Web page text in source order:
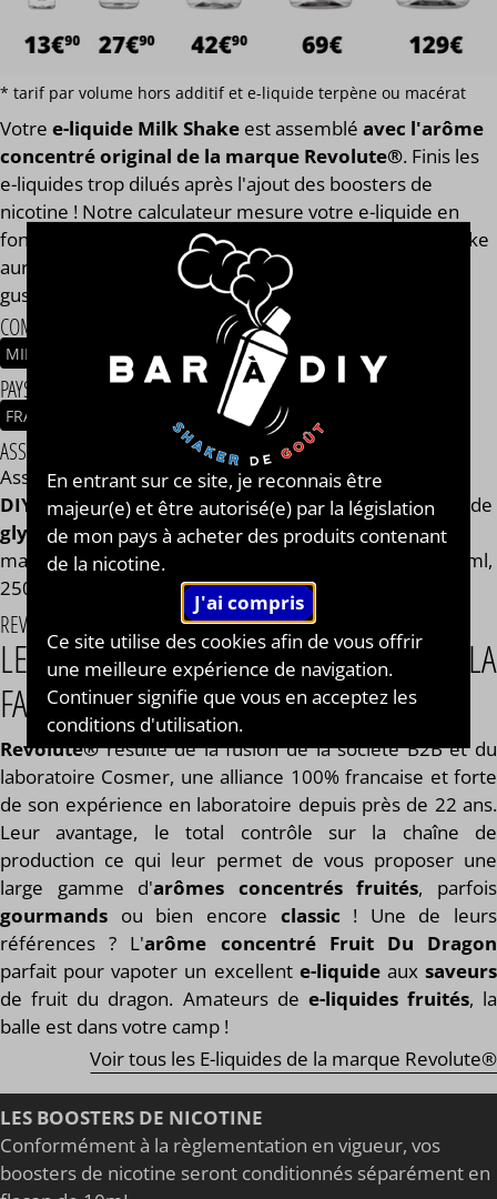
* tarif par volume hors additif et e-liquide terpène ou macérat
Votre e-liquide Milk Shake est assemblé avec l'arôme
concentré original de la marque Revolute®. Finis les
e-liquides trop dilués après l'ajout des boosters de
nicotine ! Notre calculateur mesure votre e-liquide en
fonction de son volume global. Votre e-liquide Milk Shake
aura toujours le même goût et les mêmes qualités
gustatives, que vous soyez en 0, 2, 9, 11 ou 14 mg/ml.
COMPOSITION
MILKSHAKE
PAYS / ORIGINE DU CONCENTRÉ
FRANCE
ASSEMBLAGE
Assemblage réalisé à PLOUESCAT - France par
DIY®. Composé demono propylène glycol végétal
, de
glycérine végétale et de l'arôme Milk Shake de la
marque Revolute®. Disponible en flacon de 50ml, 125ml,
250ml, 500ml et 1L. STEEP : 8 jours.
REVOLUTE®
LE SPÉCIALISTE FRANÇAIS DE LA
FABRICATION D’ARÔMES CONCENTRÉS
Revolute®résulte de la fusion de la société B2B et du
laboratoire Cosmer, une alliance 100% francaise et forte
de son expérience en laboratoire depuis près de 22 ans.
Leur avantage, le total contrôle sur la chaîne de
production ce qui leur permet de vous proposer une
large gamme d'arômes concentrés fruités, parfois
gourmands ou bien encore classic ! Une de leurs
références ? L'arôme concentré Fruit Du Dragon
parfait pour vapoter un excellent e-liquideauxsaveurs
de fruit du dragon. Amateurs de e-liquides fruités, la
balle est dans votre camp !
Voir tous les E-liquides de la marque Revolute®
LES BOOSTERS DE NICOTINE
Conformément à la règlementation en vigueur, vos
boosters de nicotine seront conditionnés séparément en
En entrant sur ce site, je reconnais être
majeur(e) et être autorisé(e) par la législation
de mon pays à acheter des produits contenant
de la nicotine.
Ce site utilise des cookies afin de vous offrir
une meilleure expérience de navigation.
Continuer signifie que vous en acceptez les
conditions d'utilisation.